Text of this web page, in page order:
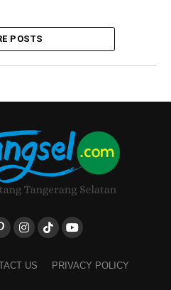
POSTS
US PRIVACY POLICY